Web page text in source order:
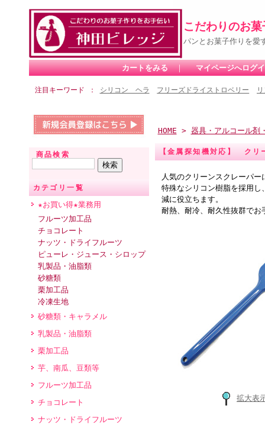
こだわりのお
パンとお菓子作りを愛
カートをみる ｜ マイページへログ
注目キーワード シリコン ヘラ フリーズドライストロベリー
商品検索
カテゴリ一覧
★お買い得★業務用
フルーツ加工品
チョコレート
ナッツ・ドライフルーツ
ピューレ・ジュース・シロップ
乳製品・油脂類
砂糖類
栗加工品
冷凍生地
砂糖類・キャラメル
乳製品・油脂類
栗加工品
芋、南瓜、豆類等
フルーツ加工品
チョコレート
ナッツ・ドライフルーツ
HOME > 器具・アルコール剤
【金属探知機対応】 ク
人気のクリーンスクレーパ
特殊なシリコン樹脂を採用
減に役立ちます。
耐熱、耐冷、耐久性抜群で
拡大表